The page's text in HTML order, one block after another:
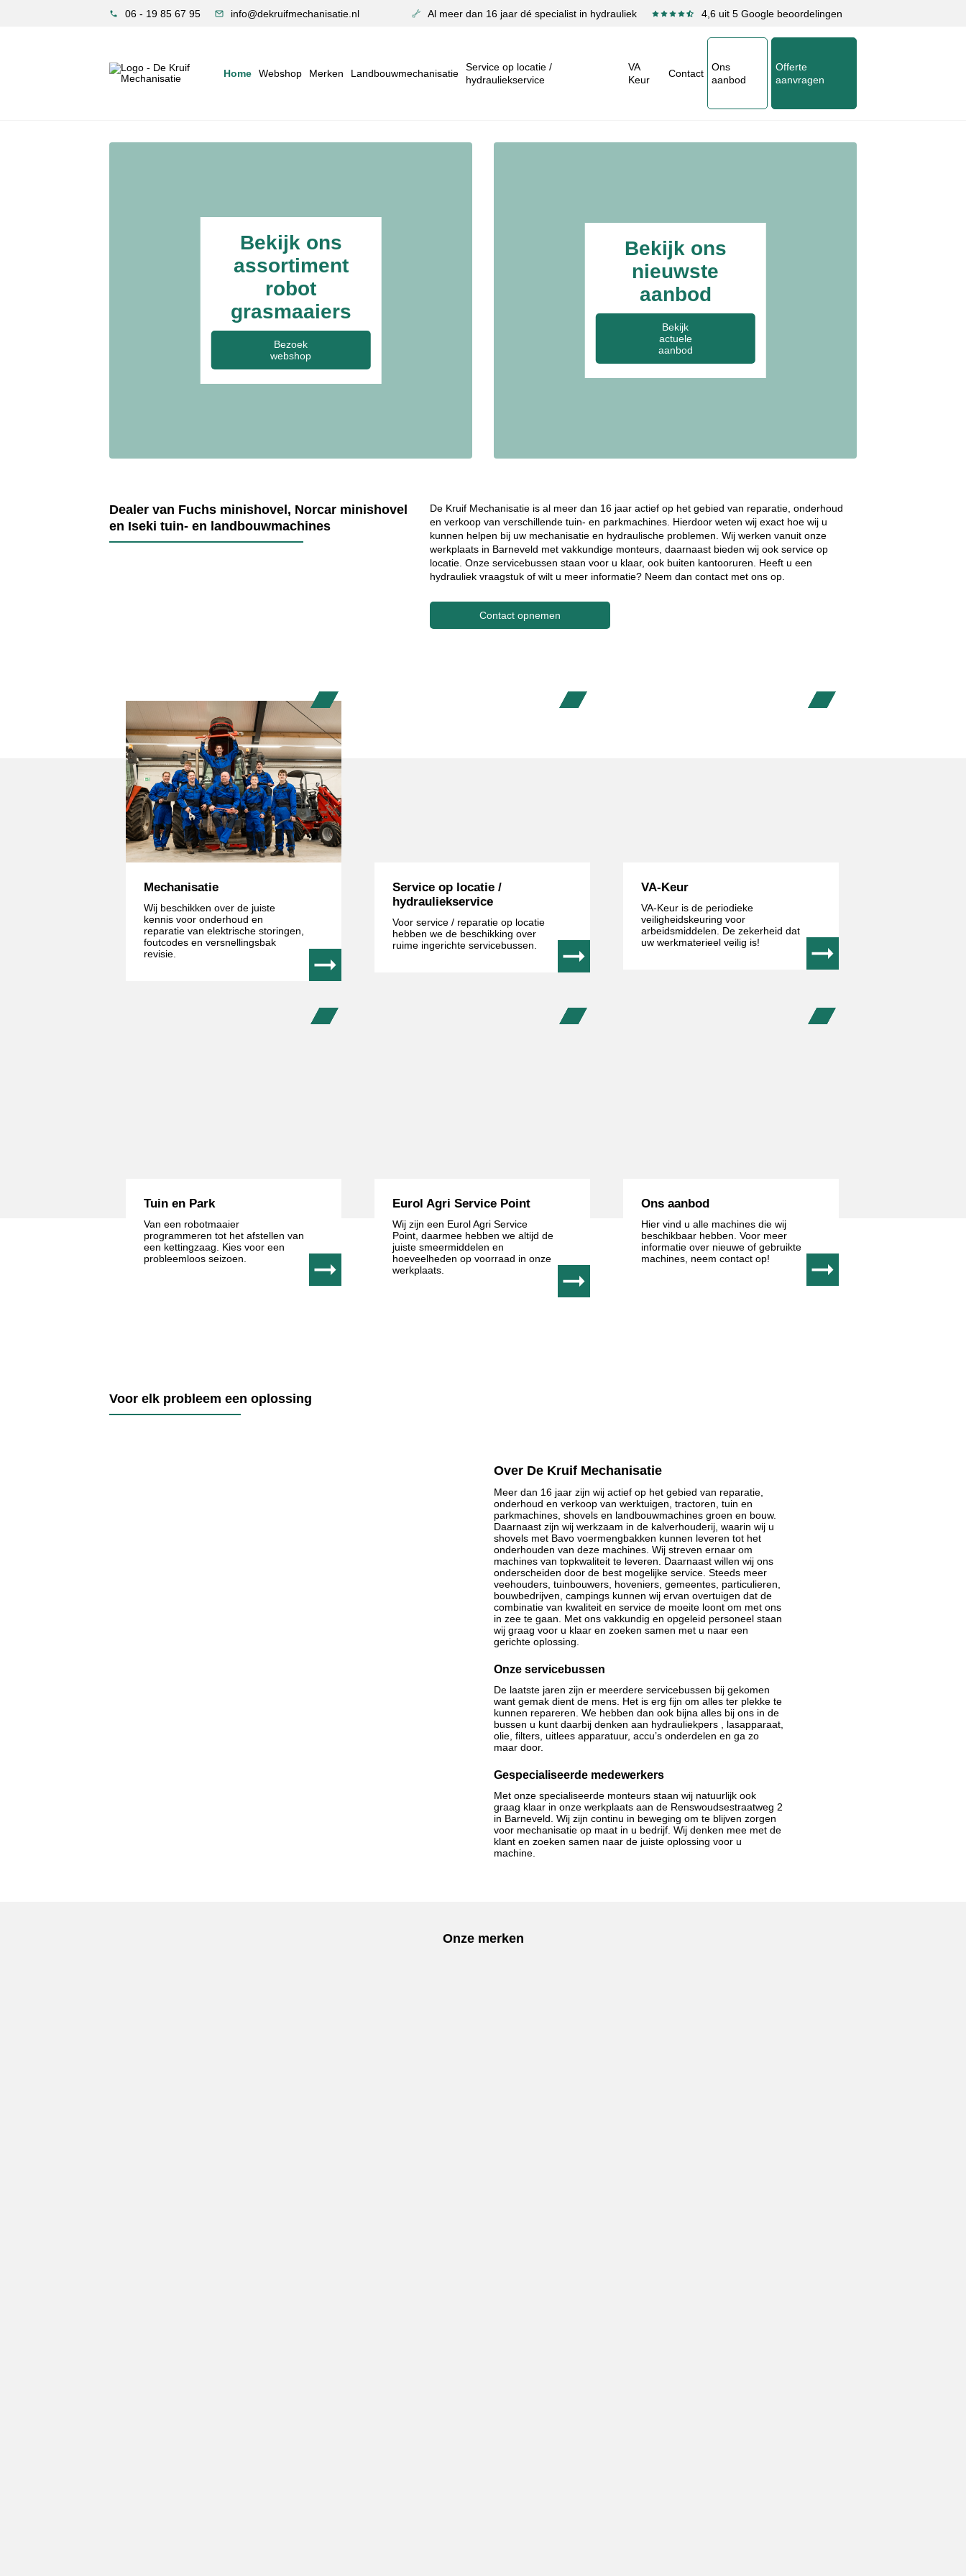
06 - 19 85 67 95 info@dekruifmechanisatie.nl Al meer dan 16 jaar dé specialist in hydrauliek 4,6 uit 5 Google beoordelingen
Home Webshop Merken Landbouwmechanisatie
Service op locatie /
hydrauliekservice
VA
Keur
Contact
Ons
aanbod
Offerte
aanvragen
Bekijk ons
assortiment
robot
grasmaaiers
Bezoek
webshop
Bekijk ons
nieuwste
aanbod
Bekijk
actuele
aanbod
Dealer van Fuchs minishovel, Norcar minishovel
en Iseki tuin- en landbouwmachines
De Kruif Mechanisatie is al meer dan 16 jaar actief op het gebied van reparatie, onderhoud
en verkoop van verschillende tuin- en parkmachines. Hierdoor weten wij exact hoe wij u
kunnen helpen bij uw mechanisatie en hydraulische problemen. Wij werken vanuit onze
werkplaats in Barneveld met vakkundige monteurs, daarnaast bieden wij ook service op
locatie. Onze servicebussen staan voor u klaar, ook buiten kantooruren. Heeft u een
hydrauliek vraagstuk of wilt u meer informatie? Neem dan contact met ons op.
Contact opnemen
Mechanisatie
Wij beschikken over de juiste
kennis voor onderhoud en
reparatie van elektrische storingen,
foutcodes en versnellingsbak
revisie.
Service op locatie /
hydrauliekservice
Voor service / reparatie op locatie
hebben we de beschikking over
ruime ingerichte servicebussen.
VA-Keur
VA-Keur is de periodieke
veiligheidskeuring voor
arbeidsmiddelen. De zekerheid dat
uw werkmaterieel veilig is!
Tuin en Park
Van een robotmaaier
programmeren tot het afstellen van
een kettingzaag. Kies voor een
probleemloos seizoen.
Eurol Agri Service Point
Wij zijn een Eurol Agri Service
Point, daarmee hebben we altijd de
juiste smeermiddelen en
hoeveelheden op voorraad in onze
werkplaats.
Ons aanbod
Hier vind u alle machines die wij
beschikbaar hebben. Voor meer
informatie over nieuwe of gebruikte
machines, neem contact op!
Voor elk probleem een oplossing
Over De Kruif Mechanisatie
Meer dan 16 jaar zijn wij actief op het gebied van reparatie,
onderhoud en verkoop van werktuigen, tractoren, tuin en
parkmachines, shovels en landbouwmachines groen en bouw.
Daarnaast zijn wij werkzaam in de kalverhouderij, waarin wij u
shovels met Bavo voermengbakken kunnen leveren tot het
onderhouden van deze machines. Wij streven ernaar om
machines van topkwaliteit te leveren. Daarnaast willen wij ons
onderscheiden door de best mogelijke service. Steeds meer
veehouders, tuinbouwers, hoveniers, gemeentes, particulieren,
bouwbedrijven, campings kunnen wij ervan overtuigen dat de
combinatie van kwaliteit en service de moeite loont om met ons
in zee te gaan. Met ons vakkundig en opgeleid personeel staan
wij graag voor u klaar en zoeken samen met u naar een
gerichte oplossing.
Onze servicebussen
De laatste jaren zijn er meerdere servicebussen bij gekomen
want gemak dient de mens. Het is erg fijn om alles ter plekke te
kunnen repareren. We hebben dan ook bijna alles bij ons in de
bussen u kunt daarbij denken aan hydrauliekpers , lasapparaat,
olie, filters, uitlees apparatuur, accu’s onderdelen en ga zo
maar door.
Gespecialiseerde medewerkers
Met onze specialiseerde monteurs staan wij natuurlijk ook
graag klaar in onze werkplaats aan de Renswoudsestraatweg 2
in Barneveld . Wij zijn continu in beweging om te blijven zorgen
voor mechanisatie op maat in u bedrijf. Wij denken mee met de
klant en zoeken samen naar de juiste oplossing voor u
machine.
Onze merken